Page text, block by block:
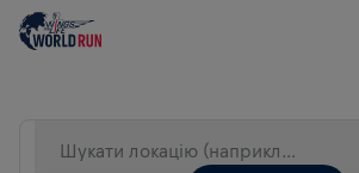
Шукати локацію (наприклад, Місто)